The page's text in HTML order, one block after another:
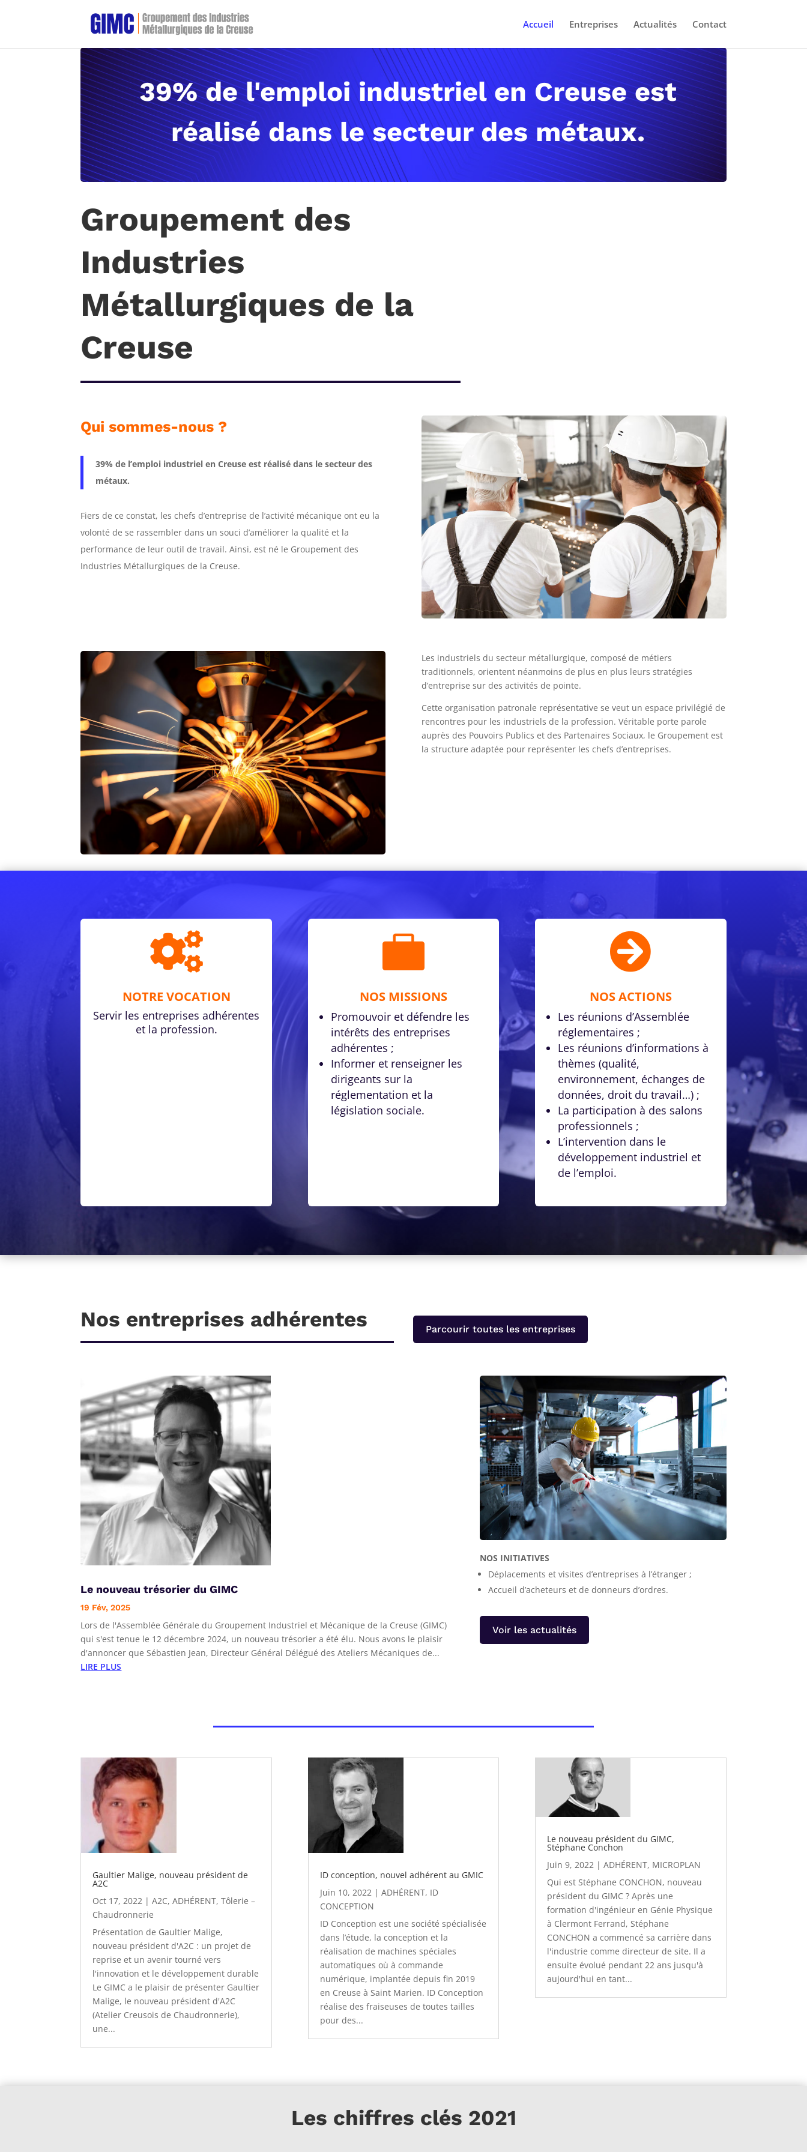
Accueil Entreprises Actualités Contact
39% de l'emploi industriel en Creuse est
réalisé dans le secteur des métaux.
Groupement des
Industries
Métallurgiques de la
Creuse
Qui sommes-nous ?
39% de l’emploi industriel en Creuse est réalisé dans le secteur des
métaux.
Fiers de ce constat, les chefs d’entreprise de l’activité mécanique ont eu la
volonté de se rassembler dans un souci d’améliorer la qualité et la
performance de leur outil de travail. Ainsi, est né le Groupement des
Industries Métallurgiques de la Creuse.
Les industriels du secteur métallurgique, composé de métiers
traditionnels, orientent néanmoins de plus en plus leurs stratégies
d’entreprise sur des activités de pointe.
Cette organisation patronale représentative se veut un espace privilégié de
rencontres pour les industriels de la profession. Véritable porte parole
auprès des Pouvoirs Publics et des Partenaires Sociaux, le Groupement est
la structure adaptée pour représenter les chefs d’entreprises.

NOTRE VOCATION
Servir les entreprises adhérentes
et la profession.

NOS MISSIONS
Promouvoir et défendre les
intérêts des entreprises
adhérentes ;
Informer et renseigner les
dirigeants sur la
réglementation et la
législation sociale.

NOS ACTIONS
Les réunions d’Assemblée
réglementaires ;
Les réunions d’informations à
thèmes (qualité,
environnement, échanges de
données, droit du travail…) ;
La participation à des salons
professionnels ;
L’intervention dans le
développement industriel et
de l’emploi.
Nos entreprises adhérentes Parcourir toutes les entreprises
Le nouveau trésorier du GIMC
19 Fév, 2025
Lors de l'Assemblée Générale du Groupement Industriel et Mécanique de la Creuse (GIMC)
qui s'est tenue le 12 décembre 2024, un nouveau trésorier a été élu. Nous avons le plaisir
d'annoncer que Sébastien Jean, Directeur Général Délégué des Ateliers Mécaniques de...
LIRE PLUS
NOS INITIATIVES
Déplacements et visites d’entreprises à l’étranger ;
Accueil d’acheteurs et de donneurs d’ordres.
Voir les actualités
Gaultier Malige, nouveau président de
A2C
Oct 17, 2022 |A2C,ADHÉRENT,Tôlerie –
Chaudronnerie
Présentation de Gaultier Malige,
nouveau président d'A2C : un projet de
reprise et un avenir tourné vers
l'innovation et le développement durable
Le GIMC a le plaisir de présenter Gaultier
Malige, le nouveau président d'A2C
(Atelier Creusois de Chaudronnerie),
une...
ID conception, nouvel adhérent au GMIC
Juin 10, 2022| ADHÉRENT, ID
CONCEPTION
ID Conception est une société spécialisée
dans l’étude, la conception et la
réalisation de machines spéciales
automatiques où à commande
numérique, implantée depuis fin 2019
en Creuse à Saint Marien. ID Conception
réalise des fraiseuses de toutes tailles
pour des...
Le nouveau président du GIMC,
Stéphane Conchon
Juin 9, 2022| ADHÉRENT, MICROPLAN
Qui est Stéphane CONCHON, nouveau
président du GIMC ? Après une
formation d'ingénieur en Génie Physique
à Clermont Ferrand, Stéphane
CONCHON a commencé sa carrière dans
l'industrie comme directeur de site. Il a
ensuite évolué pendant 22 ans jusqu'à
aujourd'hui en tant...
Les chiffres clés 2021